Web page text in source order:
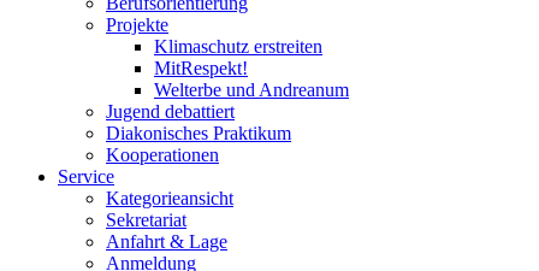
Projekte
Klimaschutz erstreiten
MitRespekt!
Welterbe und Andreanum
Jugend debattiert
Diakonisches Praktikum
Kooperationen
Service
Kategorieansicht
Sekretariat
Anfahrt & Lage
Anmeldung